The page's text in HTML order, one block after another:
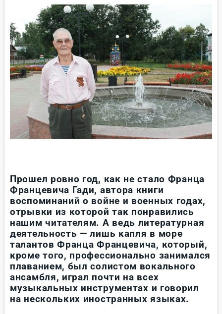
Прошел ровно год, как не стало Франца
Францевича Гади, автора книги
воспоминаний о войне и военных годах,
отрывки из которой так понравились
нашим читателям. А ведь литературная
деятельность — лишь капля в море
талантов Франца Францевича, который,
кроме того, профессионально занимался
плаванием, был солистом вокального
ансамбля, играл почти на всех
музыкальных инструментах и говорил
на нескольких иностранных языках.